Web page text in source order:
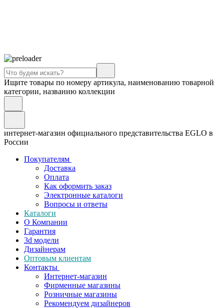
Ищите товары по номеру артикула, наименованию товарной
категории, названию коллекции
интернет-магазин официального представительства EGLO в
России
Покупателям
Доставка
Оплата
Как оформить заказ
Электронные каталоги
Вопросы и ответы
Каталоги
О Компании
Гарантия
3d модели
Дизайнерам
Оптовым клиентам
Контакты
Интернет-магазин
Фирменные магазины
Розничные магазины
Рекомендуем дизайнеров